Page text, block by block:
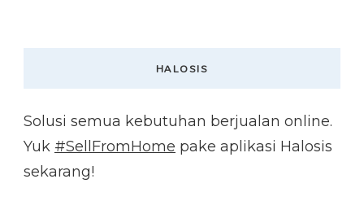
HALOSIS
Solusi semua kebutuhan berjualan online.
Yuk #SellFromHome pake aplikasi Halosis
sekarang!